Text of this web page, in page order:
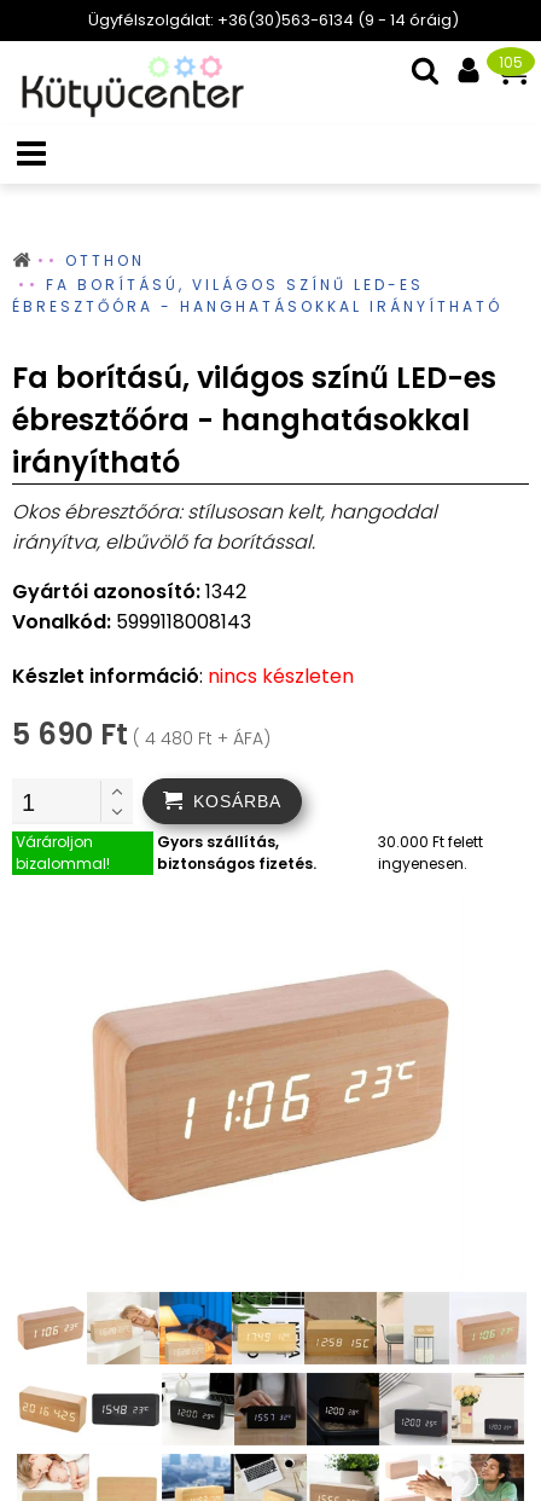
Ügyfélszolgálat: +36(30)563-6134 (9 - 14 óráig)
105
OTTHON
FA BORÍTÁSÚ, VILÁGOS SZÍNŰ LED-ES
ÉBRESZTŐÓRA - HANGHATÁSOKKAL IRÁNYÍTHATÓ
Fa borítású, világos színű LED-es
ébresztőóra - hanghatásokkal
irányítható
Okos ébresztőóra: stílusosan kelt, hangoddal
irányítva, elbűvölő fa borítással.
Gyártói azonosító:1342
Vonalkód: 5999118008143
Készlet információ: nincs készleten
5 690 Ft ( 4 480 Ft + ÁFA)
KOSÁRBA
Várároljon
bizalommal!
Gyors szállítás,
biztonságos fizetés.
30.000 Ft felett
ingyenesen.